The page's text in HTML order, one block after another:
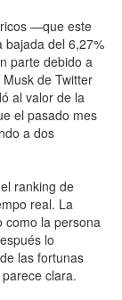
—que este
bajada del 6,27%
parte debido a
de Twitter
al valor de la
el pasado mes
a dos
ranking de
real. La
como la persona
lo
las fortunas
clara.